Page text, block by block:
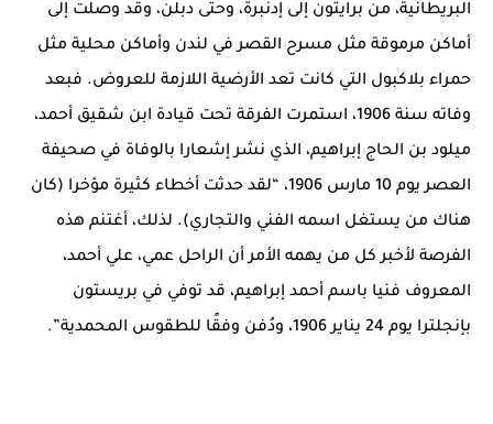
البريطانية، من برايتون إلى إدنبرة، وحتى دبلن، وقد وصلت إلى
أماكن مرموقة مثل مسرح القصر في لندن وأماكن محلية مثل
حمراء بلاكبول التي كانت تعد الأرضية اللازمة للعروض. فبعد
وفاته سنة 1906، استمرت الفرقة تحت قيادة ابن شقيق أحمد،
ميلود بن الحاج إبراهيم، الذي نشر إشعارا بالوفاة في صحيفة
العصر يوم 10 مارس 1906، “لقد حدثت أخطاء كثيرة مؤخرا (كان
هناك من يستغل اسمه الفني والتجاري). لذلك، أغتنم هذه
الفرصة لأخبر كل من يهمه الأمر أن الراحل عمي، علي أحمد،
المعروف فنيا باسم أحمد إبراهيم، قد توفي في بريستون
بإنجلترا يوم 24 يناير 1906، ودُفن وفقًا للطقوس المحمدية”.